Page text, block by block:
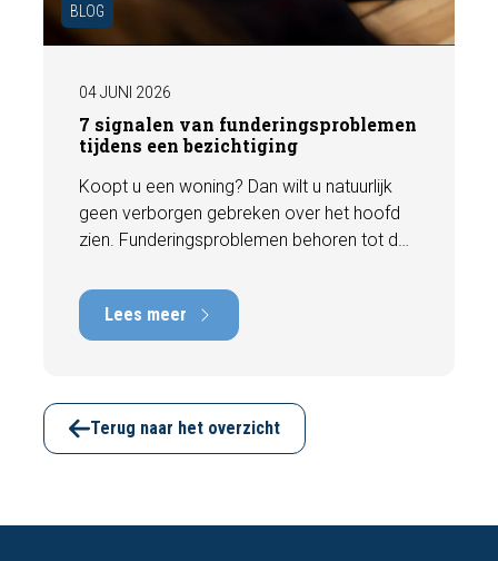
BLOG
04 JUNI 2026
7 signalen van funderingsproblemen
tijdens een bezichtiging
Koopt u een woning? Dan wilt u natuurlijk
geen verborgen gebreken over het hoofd
zien. Funderingsproblemen behoren tot de
kan hebben, met herstelkosten die kunnen
oplopen tot tienduizenden euro's. Gelukkig
zijn er tijdens een bezichtiging vaak al
funderingsschade of verzakkingen. In dit
artikel bespreken we zeven belangrijke
kenmerken waarop u kunt letten voordat u
Lees meer
Terug naar het overzicht